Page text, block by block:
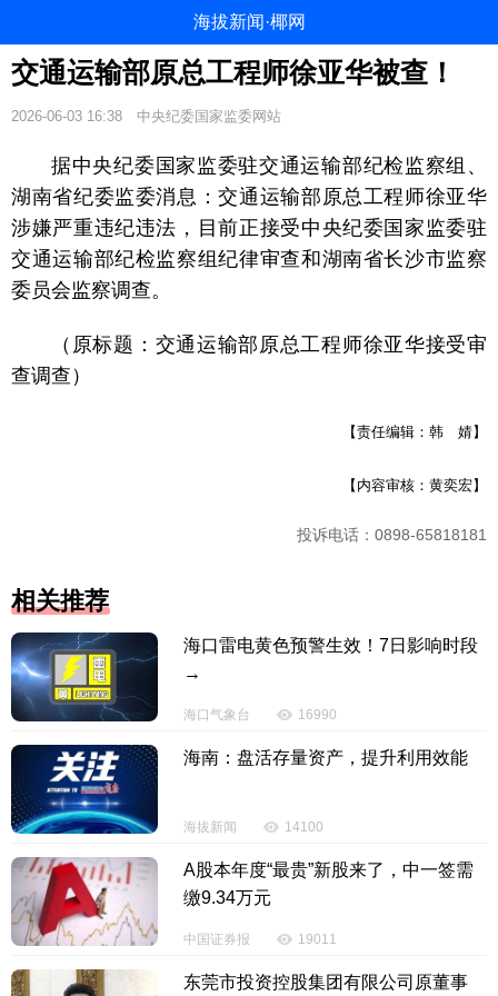
海拔新闻·椰网
交通运输部原总工程师徐亚华被查！
2026-06-03 16:38 中央纪委国家监委网站
据中央纪委国家监委驻交通运输部纪检监察组、
湖南省纪委监委消息：交通运输部原总工程师徐亚华
涉嫌严重违纪违法，目前正接受中央纪委国家监委驻
交通运输部纪检监察组纪律审查和湖南省长沙市监察
委员会监察调查。
（原标题：交通运输部原总工程师徐亚华接受审
查调查）
【责任编辑：韩 婧】
【内容审核：黄奕宏】
投诉电话：0898-65818181
相关推荐
海口雷电黄色预警生效！7日影响时段
→
海口气象台 16990
海南：盘活存量资产，提升利用效能
海拔新闻 14100
A股本年度“最贵”新股来了，中一签需
缴9.34万元
中国证券报 19011
东莞市投资控股集团有限公司原董事